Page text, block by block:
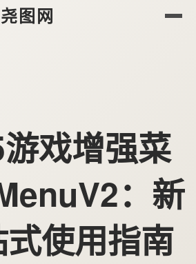
尧图网
戏增强菜
：新
使用指南